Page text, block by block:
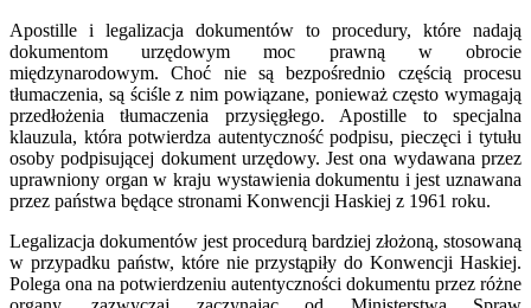
Apostille i legalizacja dokumentów to procedury, które nadają
dokumentom urzędowym moc prawną w obrocie
międzynarodowym. Choć nie są bezpośrednio częścią procesu
tłumaczenia, są ściśle z nim powiązane, ponieważ często wymagają
przedłożenia tłumaczenia przysięgłego. Apostille to specjalna
klauzula, która potwierdza autentyczność podpisu, pieczęci i tytułu
osoby podpisującej dokument urzędowy. Jest ona wydawana przez
uprawniony organ w kraju wystawienia dokumentu i jest uznawana
przez państwa będące stronami Konwencji Haskiej z 1961 roku.
Legalizacja dokumentów jest procedurą bardziej złożoną, stosowaną
w przypadku państw, które nie przystąpiły do Konwencji Haskiej.
Polega ona na potwierdzeniu autentyczności dokumentu przez różne